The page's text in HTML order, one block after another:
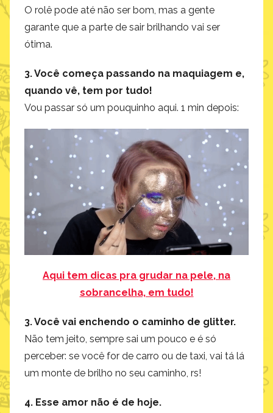
O rolê pode até não ser bom, mas a gente
garante que a parte de sair brilhando vai ser
ótima.
3. Você começa passando na maquiagem e,
quando vê, tem por tudo!
Vou passar só um pouquinho aqui. 1 min depois:
Aqui tem dicas pra grudar na pele, na
sobrancelha, em tudo!
3. Você vai enchendo o caminho de glitter.
Não tem jeito, sempre sai um pouco e é só
perceber: se você for de carro ou de taxi, vai tá lá
um monte de brilho no seu caminho, rs!
4. Esse amor não é de hoje.